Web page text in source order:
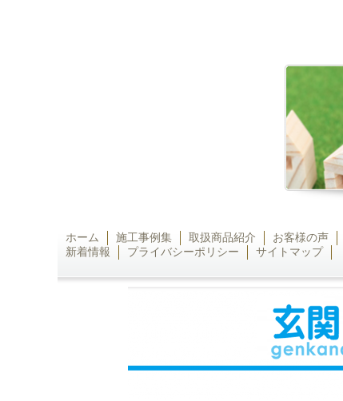
ホーム 施工事例集 取扱商品紹介 お客様の声
新着情報
プライバシーポリシー サイトマップ